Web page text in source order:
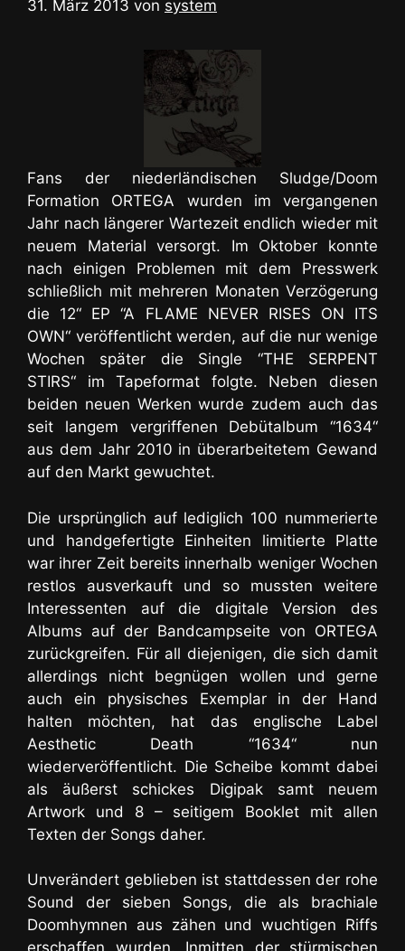
31. März 2013 von system
Fans der niederländischen Sludge/Doom
Formation ORTEGA wurden im vergangenen
Jahr nach längerer Wartezeit endlich wieder mit
neuem Material versorgt. Im Oktober konnte
nach einigen Problemen mit dem Presswerk
schließlich mit mehreren Monaten Verzögerung
die 12“ EP “A FLAME NEVER RISES ON ITS
OWN“ veröffentlicht werden, auf die nur wenige
Wochen später die Single “THE SERPENT
STIRS“ im Tapeformat folgte. Neben diesen
beiden neuen Werken wurde zudem auch das
seit langem vergriffenen Debütalbum “1634“
aus dem Jahr 2010 in überarbeitetem Gewand
auf den Markt gewuchtet.
Die ursprünglich auf lediglich 100 nummerierte
und handgefertigte Einheiten limitierte Platte
war ihrer Zeit bereits innerhalb weniger Wochen
restlos ausverkauft und so mussten weitere
Interessenten auf die digitale Version des
Albums auf der Bandcampseite von ORTEGA
zurückgreifen. Für all diejenigen, die sich damit
allerdings nicht begnügen wollen und gerne
auch ein physisches Exemplar in der Hand
halten möchten, hat das englische Label
Aesthetic Death “1634“ nun
wiederveröffentlicht. Die Scheibe kommt dabei
als äußerst schickes Digipak samt neuem
Artwork und 8 – seitigem Booklet mit allen
Texten der Songs daher.
Unverändert geblieben ist stattdessen der rohe
Sound der sieben Songs, die als brachiale
Doomhymnen aus zähen und wuchtigen Riffs